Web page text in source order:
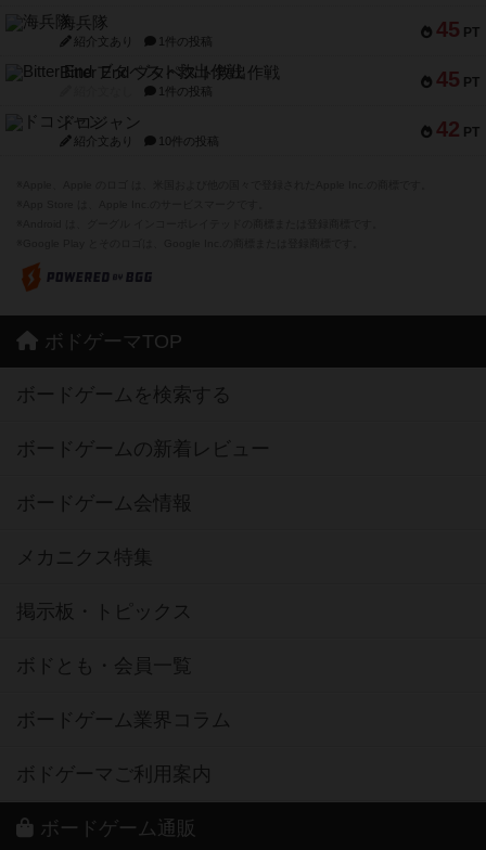
45 PT
海兵隊
紹介文あり 1件の投稿
45 PT
Bitter End ブタペスト救出作戦
1件の投稿
42 PT
ドコジャン
紹介文あり 10件の投稿
ボドゲーマTOP
ボードゲームを検索する
ボードゲームの新着レビュー
ボードゲーム会情報
メカニクス特集
掲示板・トピックス
ボドとも・会員一覧
ボードゲーム業界コラム
ボドゲーマご利用案内
ボードゲーム通販